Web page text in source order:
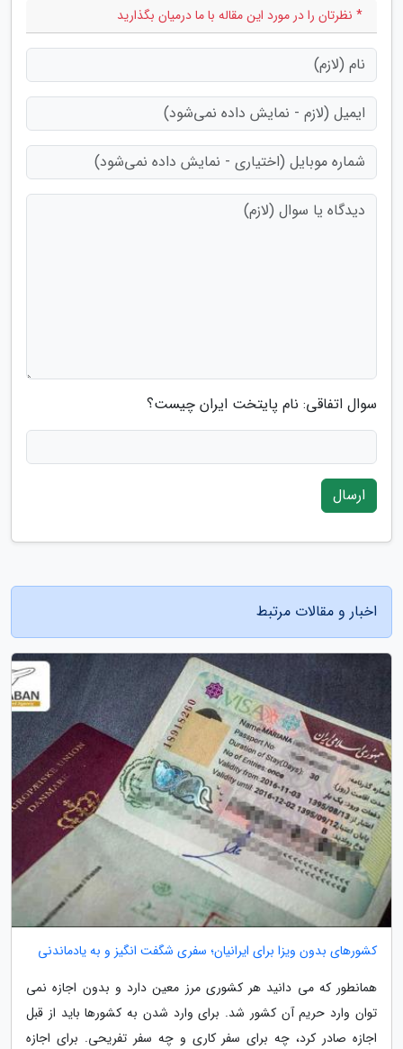
* نظرتان را در مورد این مقاله با ما درمیان بگذارید
سوال اتفاقی: نام پایتخت ایران چیست؟
ارسال
اخبار و مقالات مرتبط
کشورهای بدون ویزا برای ایرانیان؛ سفری شگفت انگیز و به یادماندنی
همانطور که می دانید هر کشوری مرز معین دارد و بدون اجازه نمی
توان وارد حریم آن کشور شد. برای وارد شدن به کشورها باید از قبل
اجازه صادر کرد، چه برای سفر کاری و چه سفر تفریحی. برای اجازه